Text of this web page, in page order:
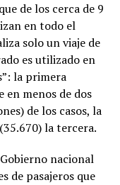
de los cerca de 9
en todo el
solo un viaje de
es utilizado en
la primera
en menos de dos
de los casos, la
la tercera.
nacional
de pasajeros que